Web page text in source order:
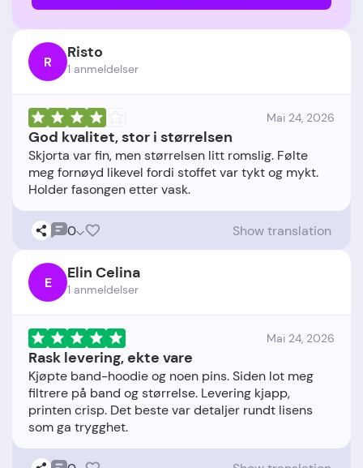
R Risto
1 anmeldelser
Mai 24, 2026
God kvalitet, stor i størrelsen
Skjorta var fin, men størrelsen litt romslig. Følte
meg fornøyd likevel fordi stoffet var tykt og mykt.
0 Show translation
E Elin Celina
1 anmeldelser
Mai 24, 2026
Rask levering, ekte vare
Kjøpte band-hoodie og noen pins. Siden lot meg
filtrere på band og størrelse. Levering kjapp,
printen crisp. Det beste var detaljer rundt lisens